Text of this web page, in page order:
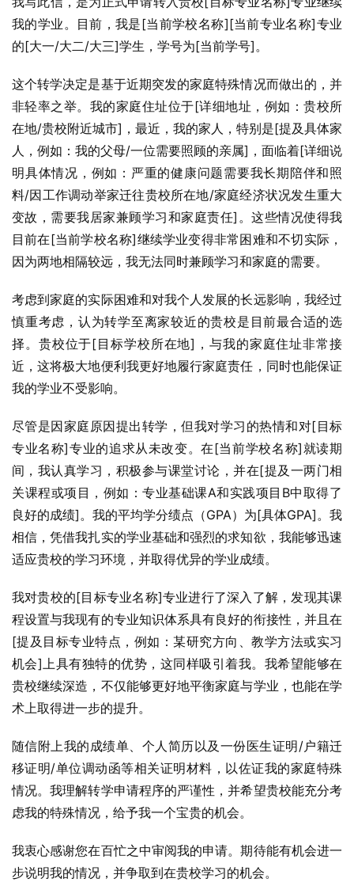
我的学业。目前，我是[当前学校名称][当前专业名称]专业
的[大一/大二/大三]学生，学号为[当前学号]。
这个转学决定是基于近期突发的家庭特殊情况而做出的，并
非轻率之举。我的家庭住址位于[详细地址，例如：贵校所
在地/贵校附近城市]，最近，我的家人，特别是[提及具体家
人，例如：我的父母/一位需要照顾的亲属]，面临着[详细说
明具体情况，例如：严重的健康问题需要我长期陪伴和照
料/因工作调动举家迁往贵校所在地/家庭经济状况发生重大
变故，需要我居家兼顾学习和家庭责任]。这些情况使得我
目前在[当前学校名称]继续学业变得非常困难和不切实际，
因为两地相隔较远，我无法同时兼顾学习和家庭的需要。
考虑到家庭的实际困难和对我个人发展的长远影响，我经过
慎重考虑，认为转学至离家较近的贵校是目前最合适的选
择。贵校位于[目标学校所在地]，与我的家庭住址非常接
近，这将极大地便利我更好地履行家庭责任，同时也能保证
我的学业不受影响。
尽管是因家庭原因提出转学，但我对学习的热情和对[目标
专业名称]专业的追求从未改变。在[当前学校名称]就读期
间，我认真学习，积极参与课堂讨论，并在[提及一两门相
关课程或项目，例如：专业基础课A和实践项目B中取得了
良好的成绩]。我的平均学分绩点（GPA）为[具体GPA]。我
相信，凭借我扎实的学业基础和强烈的求知欲，我能够迅速
适应贵校的学习环境，并取得优异的学业成绩。
我对贵校的[目标专业名称]专业进行了深入了解，发现其课
程设置与我现有的专业知识体系具有良好的衔接性，并且在
[提及目标专业特点，例如：某研究方向、教学方法或实习
机会]上具有独特的优势，这同样吸引着我。我希望能够在
贵校继续深造，不仅能够更好地平衡家庭与学业，也能在学
术上取得进一步的提升。
随信附上我的成绩单、个人简历以及一份医生证明/户籍迁
移证明/单位调动函等相关证明材料，以佐证我的家庭特殊
情况。我理解转学申请程序的严谨性，并希望贵校能充分考
虑我的特殊情况，给予我一个宝贵的机会。
我衷心感谢您在百忙之中审阅我的申请。期待能有机会进一
步说明我的情况，并争取到在贵校学习的机会。